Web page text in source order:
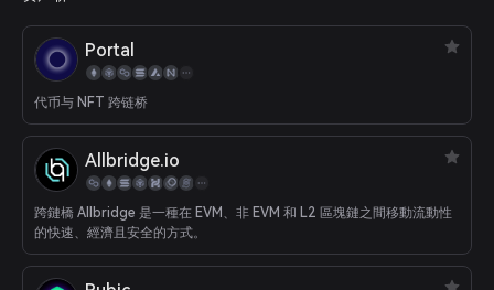
ภาษาไทย
العربية
Español
Português (Brasil)
Español (Argentina)
Portal
代币与 NFT 跨链桥
Allbridge.io
跨鏈橋 Allbridge 是一種在 EVM、非 EVM 和 L2 區塊鏈之間移動流動性
的快速、經濟且安全的方式。